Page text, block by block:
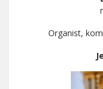
Organist,